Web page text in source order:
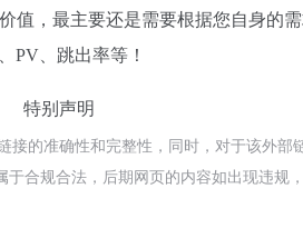
值，最主要还是需要根据您自身的
PV、跳出率等！
特别声明
接的准确性和完整性，同时，对于该外部
合规合法，后期网页的内容如出现违规